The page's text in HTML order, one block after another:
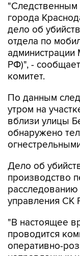
"Следственным
города
дело об
отдела по
администрации
РФ)", -
комитет.
По данным
утром на
вблизи улицы
обнаружено
Дело об
производство
управления СК
"В настоящее
проводится
оперативно-